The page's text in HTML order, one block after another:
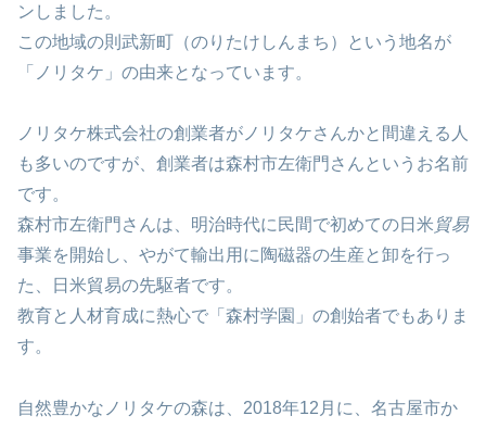
ンしました。
この地域の則武新町（のりたけしんまち）という地名が
「ノリタケ」の由来となっています。
ノリタケ株式会社の創業者がノリタケさんかと間違える人
も多いのですが、創業者は森村市左衛門さんというお名前
です。
森村市左衛門さんは、明治時代に民間で初めての日米 貿易
事業を開始し、やがて輸出用に陶磁器の生産と卸を行っ
た、日米貿易の先駆者です。
教育と人材育成に熱心で「森村学園」の創始者でもありま
す。
自然豊かなノリタケの森は、2018年12月に、名古屋市か